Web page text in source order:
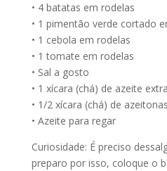
• 4 batatas em rodelas
• 1 pimentão verde cortado
• 1 cebola em rodelas
• 1 tomate em rodelas
• Sal a gosto
• 1 xícara (chá) de azeite
• 1/2 xícara (chá) de
• Azeite para regar
Curiosidade: É preciso
preparo por isso, coloque o